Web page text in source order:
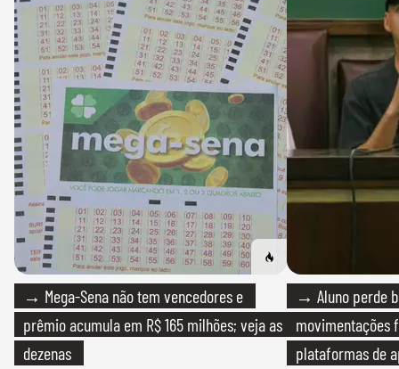
→ Mega-Sena não tem vencedores e
prêmio acumula em R$ 165 milhões; veja as
dezenas
→ Aluno perde
movimentações
plataformas de